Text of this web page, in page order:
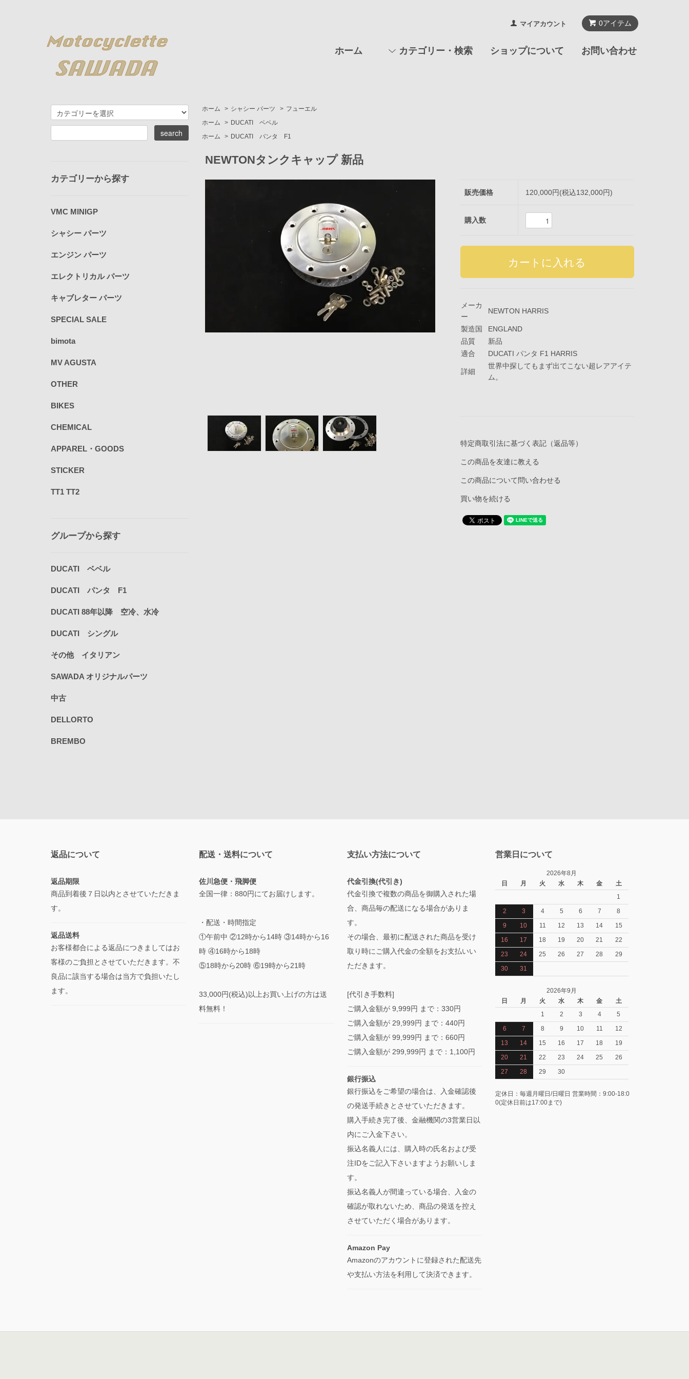
0アイテム
マイアカウント
ホーム カテゴリー・検索 ショップについて お問い合わせ
ホーム > シャシー パーツ > フューエル
ホーム
> DUCATI ベベル
ホーム
> DUCATI パンタ F1
NEWTONタンクキャップ 新品
販売価格 120,000円(税込132,000円)
購入数
メーカ
ー
NEWTON HARRIS
製造国
ENGLAND
品質
新品
適合
DUCATI パンタ F1 HARRIS
詳細
世界中探してもまず出てこない超レアアイテ
ム。
特定商取引法に基づく表記（返品等）
この商品を友達に教える
この商品について問い合わせる
買い物を続ける
カテゴリーから探す
VMC MINIGP
シャシー パーツ
エンジン パーツ
エレクトリカル パーツ
キャブレター パーツ
SPECIAL SALE
bimota
MV AGUSTA
OTHER
BIKES
CHEMICAL
APPAREL・GOODS
STICKER
TT1 TT2
グループから探す
DUCATI ベベル
DUCATI パンタ F1
DUCATI 88年以降 空冷、水冷
DUCATI シングル
その他 イタリアン
SAWADA オリジナルパーツ
中古
DELLORTO
BREMBO
返品について
返品期限
商品到着後７日以内とさせていただきま
す。
返品送料
お客様都合による返品につきましてはお
客様のご負担とさせていただきます。不
良品に該当する場合は当方で負担いたし
ます。
配送・送料について
佐川急便・飛脚便
全国一律：880円にてお届けします。
・配送・時間指定
①午前中 ②12時から14時 ③14時から16
時 ④16時から18時
⑤18時から20時 ⑥19時から21時
33,000円(税込)以上お買い上げの方は送
料無料！
支払い方法について
代金引換(代引き)
代金引換で複数の商品を御購入された場
合、商品毎の配送になる場合がありま
す。
その場合、最初に配送された商品を受け
取り時にご購入代金の全額をお支払いい
ただきます。
[代引き手数料]
ご購入金額が 9,999円 まで：330円
ご購入金額が 29,999円 まで：440円
ご購入金額が 99,999円 まで：660円
ご購入金額が 299,999円 まで：1,100円
銀行振込
銀行振込をご希望の場合は、入金確認後
の発送手続きとさせていただきます。
購入手続き完了後、金融機関の3営業日以
内にご入金下さい。
振込名義人には、購入時の氏名および受
注IDをご記入下さいますようお願いしま
す。
振込名義人が間違っている場合、入金の
確認が取れないため、商品の発送を控え
させていただく場合があります。
Amazon Pay
Amazonのアカウントに登録された配送先
や支払い方法を利用して決済できます。
営業日について
2026年8月
日
月 火 水 木 金
土
1
2
3 4 5 6 7
8
9
10 11 12 13 14
15
16
17 18 19 20 21
22
23
24 25 26 27 28
29
30
31
2026年9月
日
月 火 水 木 金
土
1
2 3 4
5
6
7 8 9 10 11
12
13
14 15 16 17 18
19
20
21 22 23 24 25
26
27
28 29 30
定休日：毎週月曜日/日曜日 営業時間：9:00-18:0
0(定休日前は17:00まで)